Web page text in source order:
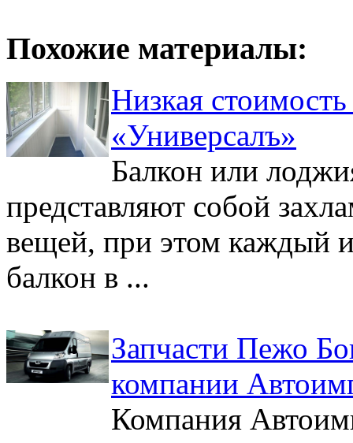
Похожие материалы:
Низкая
«Универсалъ»
Балкон или
представляют собой
вещей, при этом каждый
балкон в ...
Запчасти Пежо
компании
Компания